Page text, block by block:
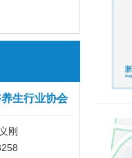
生行业协会
刚